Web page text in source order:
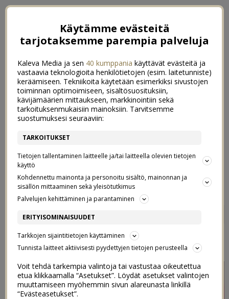
DYSON VARSI-IMURI
ARVONTA
28/06/2015
Käytämme evästeitä
tarjotaksemme parempia palveluja
Kaleva Media ja sen 40 kumppania käyttävät evästeitä ja
vastaavia teknologioita henkilötietojen (esim. laitetunniste)
keräämiseen. Tekniikoita käytetään esimerkiksi sivustojen
toiminnan optimoimiseen, sisältösuosituksiin,
kävijämäärien mittaukseen, markkinointiin sekä
tarkoituksenmukaisiin mainoksiin. Tarvitsemme
suostumuksesi seuraaviin:
TARKOITUKSET
Tietojen tallentaminen laitteelle ja/tai laitteella olevien tietojen
käyttö
Kohdennettu mainonta ja personoitu sisältö, mainonnan ja
sisällön mittaaminen sekä yleisötutkimus
Palvelujen kehittäminen ja parantaminen
ERITYISOMINAISUUDET
Tarkkojen sijaintitietojen käyttäminen
Tunnista laitteet aktiivisesti pyydettyjen tietojen perusteella
Voit tehdä tarkempia valintoja tai vastustaa oikeutettua
etua klikkaamalla “Asetukset”. Löydät asetukset valintojen
muuttamiseen myöhemmin sivun alareunasta linkillä
“Evästeasetukset”.